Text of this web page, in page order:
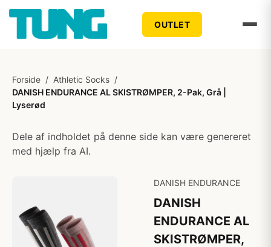
OUTLET
Forside / Athletic Socks /
DANISH ENDURANCE AL SKISTRØMPER, 2-Pak, Grå |
Lyserød
Dele af indholdet på denne side kan være genereret
med hjælp fra AI.
DANISH ENDURANCE
DANISH
ENDURANCE AL
SKISTRØMPER,